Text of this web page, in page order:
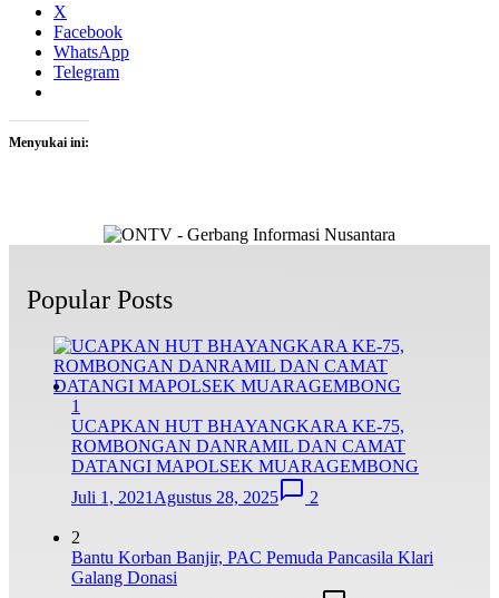
X
Facebook
WhatsApp
Telegram
Menyukai ini:
Popular Posts
1
UCAPKAN HUT BHAYANGKARA KE-75,
ROMBONGAN DANRAMIL DAN CAMAT
DATANGI MAPOLSEK MUARAGEMBONG
Juli 1, 2021Agustus 28, 2025 2
2
Bantu Korban Banjir, PAC Pemuda Pancasila Klari
Galang Donasi